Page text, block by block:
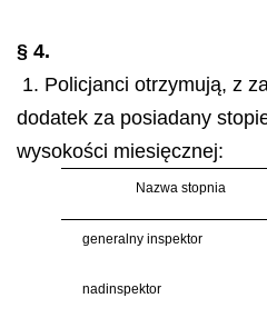
§ 4.
1. Policjanci otrzymują, z
dodatek za posiadany
wysokości miesięcznej:
Nazwa stopnia
generalny inspektor
nadinspektor